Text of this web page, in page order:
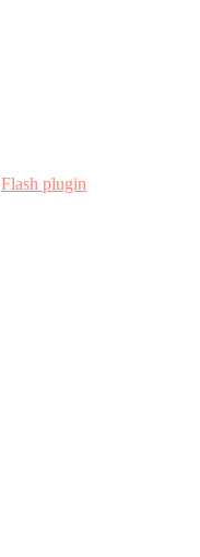
Flash plugin